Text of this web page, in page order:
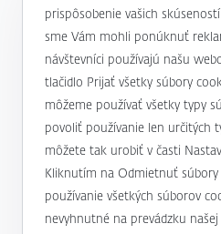
J&T BANKA
Kto sme
Unikátny prístup
Magazín Magnus
Užitočné informácie
Úrokové sadzby a
prispôsobenie vašich
sme Vám mohli ponúknuť
návštevníci používajú našu
tlačidlo Prijať všetky súbory
môžeme používať všetky typy
povoliť používanie len určitých
môžete tak urobiť v časti
Kliknutím na Odmietnuť
používanie všetkých súborov
nevyhnutné na prevádzku